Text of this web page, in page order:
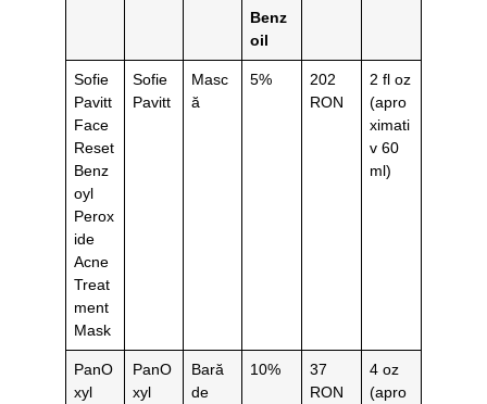
Benz
oil
Sofie
Pavitt
Face
Reset
Benz
oyl
Perox
ide
Acne
Treat
ment
Mask
Sofie
Pavitt
Masc
ă
5%
202
RON
2 fl oz
(apro
ximati
v 60
ml)
PanO
xyl
PanO
xyl
Bară
de
10%
37
RON
4 oz
(apro